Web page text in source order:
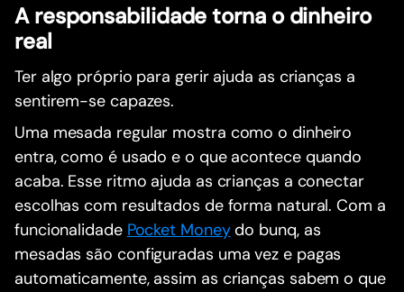
A responsabilidade torna o dinheiro
real
Ter algo próprio para gerir ajuda as crianças a
sentirem-se capazes.
Uma mesada regular mostra como o dinheiro
entra, como é usado e o que acontece quando
acaba. Esse ritmo ajuda as crianças a conectar
escolhas com resultados de forma natural. Com a
funcionalidade Pocket Moneydo bunq, as
mesadas são configuradas uma vez e pagas
automaticamente, assim as crianças sabem o que